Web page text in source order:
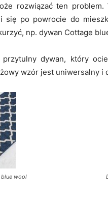
rozwiązać ten
się po powrocie do
np. dywan Cottage
dywan, który
wzór jest uniwersalny i
wool